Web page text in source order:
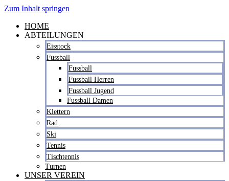
Zum Inhalt springen
HOME
ABTEILUNGEN
Eisstock
Fussball
Fussball
Fussball Herren
Fussball Jugend
Fussball Damen
Klettern
Rad
Ski
Tennis
Tischtennis
Turnen
UNSER VEREIN